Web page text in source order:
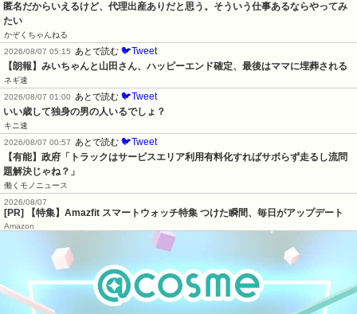
匿名だからいえるけど、代理出産ありだと思う。そういう仕事あるならやってみ
たい
かぞくちゃんねる
2026/08/07 05:15
あとで読む 🐦Tweet
【朗報】みいちゃんと山田さん、ハッピーエンド確定、最後はママに埋葬される
ネギ速
2026/08/07 01:00
あとで読む 🐦Tweet
いい歳して独身の男の人いるでしょ？
キニ速
2026/08/07 00:57
あとで読む 🐦Tweet
【有能】政府「トラックはサービスエリア利用有料化すればサボらず走るし流問
題解決じゃね？」
働くモノニュース
2026/08/07
[PR] 【特集】Amazfit スマートウォッチ特集 つけた瞬間、毎日がアップデート
Amazon